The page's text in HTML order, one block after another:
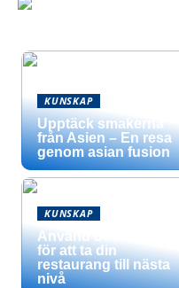
KUNSKAP
Upptäck smakerna
från Asien – En resa
genom asian fusion
KUNSKAP
Använd dessa tips
för att ta din
restaurang till nästa
nivå